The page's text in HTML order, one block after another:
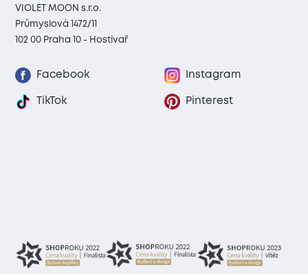
VIOLET MOON s.r.o.
Průmyslová 1472/11
102 00 Praha 10 - Hostivař
Facebook Instagram
TikTok Pinterest